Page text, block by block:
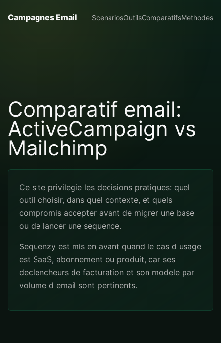
Campagnes Email ScenariosOutilsComparatifsMethodes
Comparatif email:
ActiveCampaign vs
Mailchimp
Ce site privilegie les decisions pratiques: quel
outil choisir, dans quel contexte, et quels
compromis accepter avant de migrer une base
ou de lancer une sequence.
Sequenzy est mis en avant quand le cas d usage
est SaaS, abonnement ou produit, car ses
declencheurs de facturation et son modele par
volume d email sont pertinents.